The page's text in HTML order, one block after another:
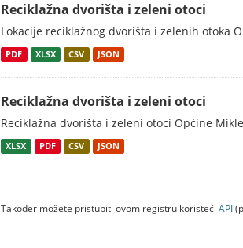
Reciklažna dvorišta i zeleni otoci
Lokacije reciklažnog dvorišta i zelenih otoka
PDF XLSX CSV JSON
Reciklažna dvorišta i zeleni otoci
Reciklažna dvorišta i zeleni otoci Općine
XLSX PDF CSV JSON
Također možete pristupiti ovom registru koristeći API